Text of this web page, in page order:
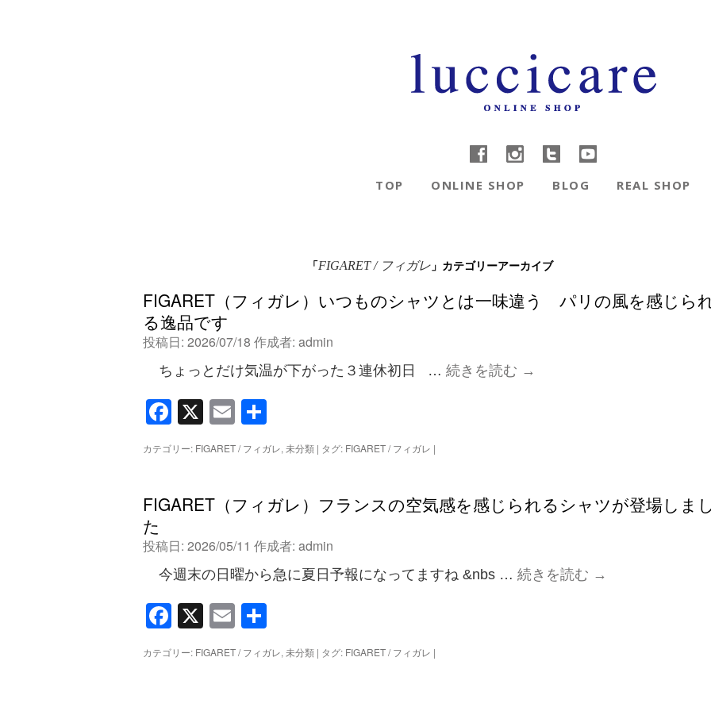
TOP ONLINE SHOP BLOG REAL SHOP
「FIGARET / フィガレ 」カテゴリーアーカイブ
FIGARET（フィガレ）いつものシャツとは一味違う パリの風を感じら
る逸品です
投稿日: 2026/07/18 作成者: admin
ちょっとだけ気温が下がった３連休初日 … 続きを読む →
Facebook
X Email
有
カテゴリー: FIGARET / フィガレ, 未分類 | タグ: FIGARET / フィガレ |
FIGARET（フィガレ）フランスの空気感を感じられるシャツが登場しま
た
投稿日: 2026/05/11 作成者: admin
今週末の日曜から急に夏日予報になってますね &nbs … 続きを読む →
Facebook
X Email
有
カテゴリー: FIGARET / フィガレ, 未分類 | タグ: FIGARET / フィガレ |